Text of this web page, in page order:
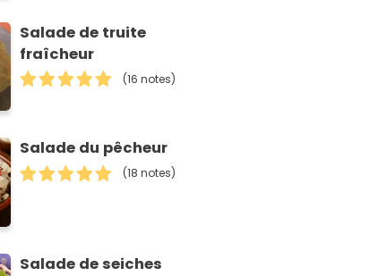
Salade de truite
fraîcheur
(16 notes)
Salade du pêcheur
(18 notes)
Salade de seiches